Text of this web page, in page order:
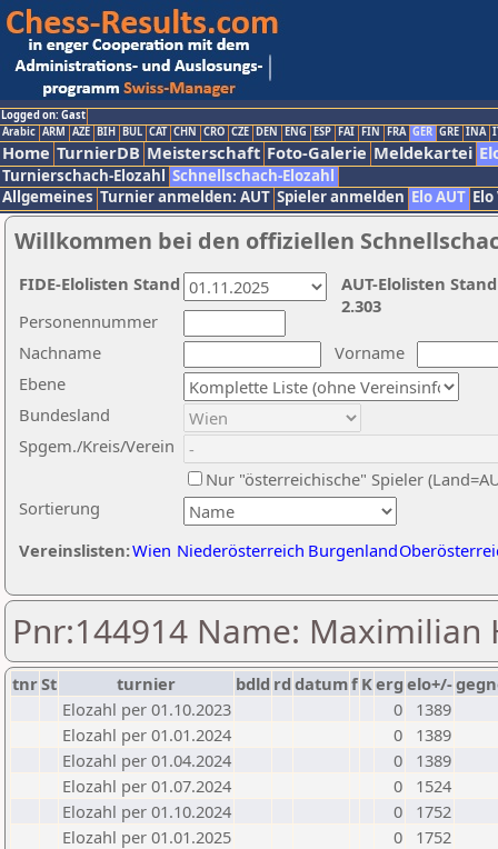
Logged on: Gast
Arabic ARM AZE BIH BUL CAT CHN CRO CZE DEN ENG ESP FAI FIN FRA GER GRE INA
Home TurnierDB Meisterschaft Foto-Galerie Meldekartei
Turnierschach-Elozahl Schnellschach-Elozahl
Allgemeines Turnier anmelden: AUT Spieler anmelden Elo AUT
Willkommen bei den offiziellen
Nachname
Vorname
Ebene
Sortierung
Personennummer
Bundesland
Spgem./Kreis/Verein
Nur "österreichische" Spieler
Vereinslisten:Wien Niederösterreich Burgenland
AUT-Elolisten
2.303
FIDE-Elolisten Stand
Pnr:144914 Name:
tnrSt turnier bdld rd datumf Kerg elo+/-
Elozahl per 01.10.2023
0
1389
Elozahl per 01.01.2024
0
1389
Elozahl per 01.04.2024
0
1389
Elozahl per 01.07.2024
0
1524
Elozahl per 01.10.2024
0
1752
Elozahl per 01.01.2025
0
1752